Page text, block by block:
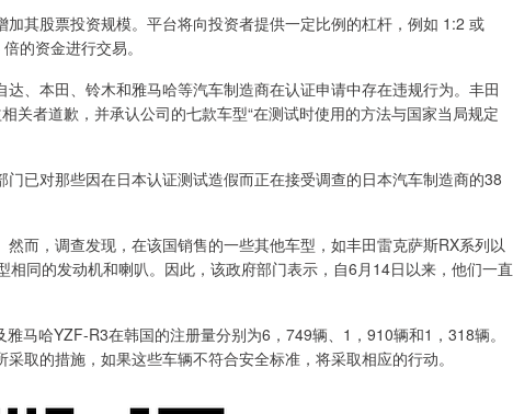
其股票投资规模。平台将向投资者提供一定比例的杠杆，例如 1:2 或
的资金进行交易。
本田、铃木和雅马哈等汽车制造商在认证申请中存在违规行为。丰田
关者道歉，并承认公司的七款车型“在测试时使用的方法与国家当局规定
已对那些因在日本认证测试造假而正在接受调查的日本汽车制造商的38
，调查发现，在该国销售的一些其他车型，如丰田雷克萨斯RX系列以
同的发动机和喇叭。因此，该政府部门表示，自6月14日以来，他们一直
哈YZF-R3在韩国的注册量分别为6，749辆、1，910辆和1，318辆。
取的措施，如果这些车辆不符合安全标准，将采取相应的行动。